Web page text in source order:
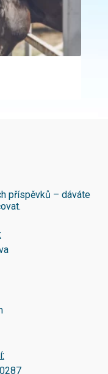
příspěvků – dáváte